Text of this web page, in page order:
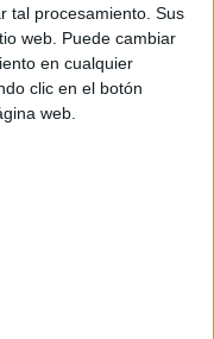
tal procesamiento. Sus
web. Puede cambiar
en cualquier
clic en el botón
web.
de ràpel, un
per
agraït llepant al